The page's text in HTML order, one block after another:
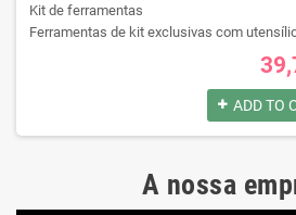
Kit de ferramentas
Ferramentas de kit exclusivas com
Ele contém um manual passo a passo.
Veja o conteúdo do kit na descrição.
Ferramentas de kit exclusivas com
ADD TO
A nossa